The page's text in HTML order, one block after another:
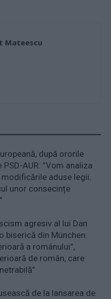
Mateescu
după ororile
AUR: ”Vom analiza
aduse legii.
unor consecințe
agresiv al lui Dan
biserică din München:
a românului”,
de român, care
de la lansarea de